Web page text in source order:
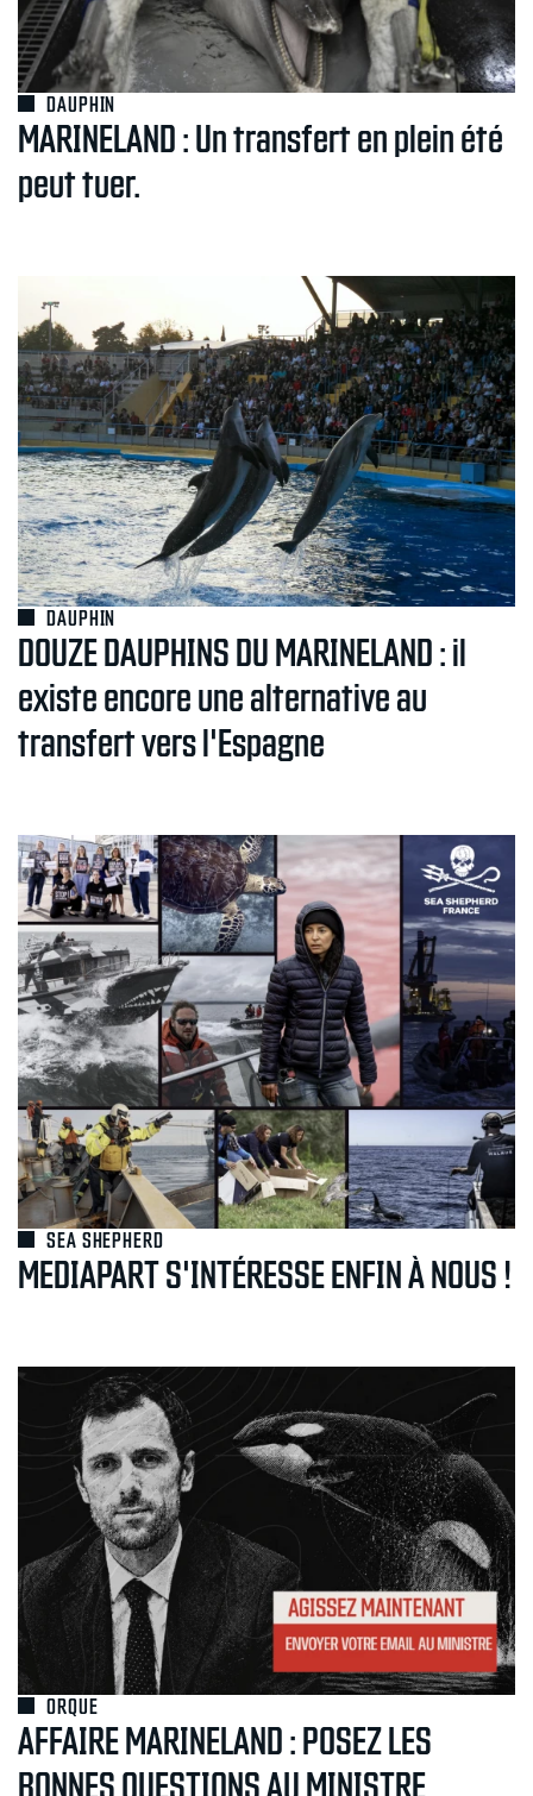
DAUPHIN
MARINELAND : Un transfert en plein été
peut tuer.
DAUPHIN
DOUZE DAUPHINS DU MARINELAND : il
existe encore une alternative au
transfert vers l'Espagne
SEA SHEPHERD
MEDIAPART S'INTÉRESSE ENFIN À NOUS !
ORQUE
AFFAIRE MARINELAND : POSEZ LES
BONNES QUESTIONS AU MINISTRE